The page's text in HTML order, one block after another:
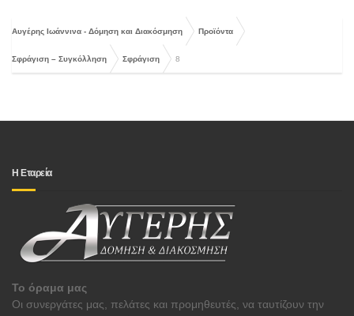
Αυγέρης Ιωάννινα - Δόμηση και Διακόσμηση Προϊόντα
Σφράγιση – Συγκόλληση Σφράγιση 8
Η Εταρεία
Το όραμα μας
Οι συνεργάτες μας, πελάτες και προμηθευτές, να ταυτίζουν την